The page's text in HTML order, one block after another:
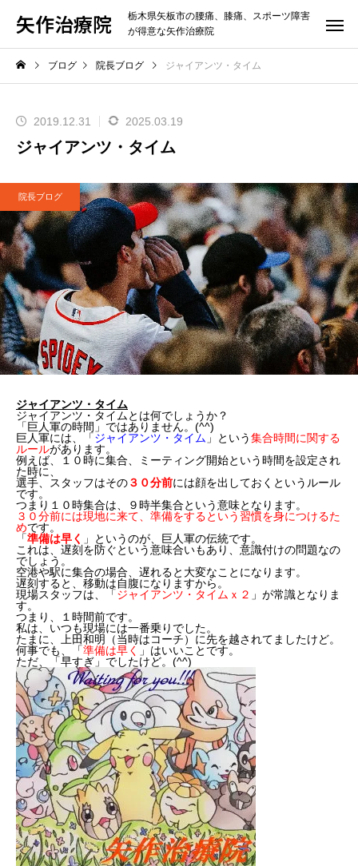
矢作治療院
栃木県矢板市の腰痛、膝痛、スポーツ障害
が得意な矢作治療院
ブログ 院長ブログ ジャイアンツ・タイム
2019.12.31 2025.03.19
ジャイアンツ・タイム
院長ブログ
ジャイアンツ・タイム
ジャイアンツ・タイムとは何でしょうか？
「巨人軍の時間」ではありません。(^^)
巨人軍には、「ジャイアンツ・タイム 」という集合時間に関する
ルールがあります。
例えば、１０時に集合、ミーティング開始という時間を設定され
た時に、
選手、スタッフはその３０分前には顔を出しておくというルール
です。
つまり１０時集合は、９時半集合という意味となります。
３０分前には現地に来て、準備をするという習慣を身につけるた
めです。
「準備は早く 」というのが、巨人軍の伝統です。
これは、遅刻を防ぐという意味合いもあり、意識付けの問題なの
でしょう。
空港や駅に集合の場合、遅れると大変なことになります。
遅刻すると、移動は自腹になりますから。
現場スタッフは、「ジャイアンツ・タイムｘ２ 」が常識となりま
す。
つまり、１時間前です。
私は、いつも現場には一番乗りでした。
たまに、上田和明（当時はコーチ）に先を越されてましたけど。
何事でも、「準備は早く
」はいいことです。
ただ、「早すぎ」でしたけど。(^^)